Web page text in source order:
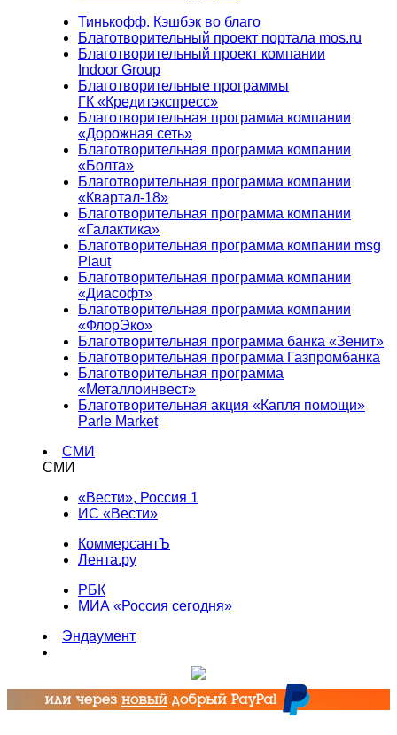
Тинькофф. Кэшбэк во благо
Благотворительный проект портала mos.ru
Благотворительный проект компании
Indoor Group
Благотворительные программы
ГК «Кредитэкспресс»
Благотворительная программа компании
«Дорожная сеть»
Благотворительная программа компании
«Болта»
Благотворительная программа компании
«Квартал-18»
Благотворительная программа компании
«Галактика»
Благотворительная программа компании msg
Plaut
Благотворительная программа компании
«Диасофт»
Благотворительная программа компании
«ФлорЭко»
Благотворительная программа банка «Зенит»
Благотворительная программа Газпромбанка
Благотворительная программа
«Металлоинвест»
Благотворительная акция «Капля помощи»
Parle Market
СМИ
СМИ
«Вести», Россия 1
ИС «Вести»
КоммерсантЪ
Лента.ру
РБК
МИА «Россия сегодня»
Эндаумент